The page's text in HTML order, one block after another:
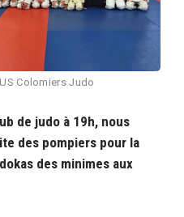
Colomiers Judo
de judo à 19h, nous
des pompiers pour la
des minimes aux